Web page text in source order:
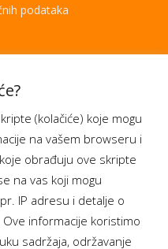
podataka
usluga
(kolačiće) koje mogu
na vašem browseru i
obrađuju ove skripte
na vas koji mogu
IP adresu i detalje o
informacije koristimo
sadržaja, održavanje